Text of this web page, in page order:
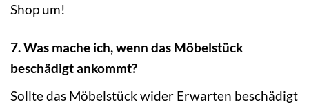
Shop um!
7. Was mache ich, wenn das Möbelstück
beschädigt ankommt?
Sollte das Möbelstück wider Erwarten beschädigt